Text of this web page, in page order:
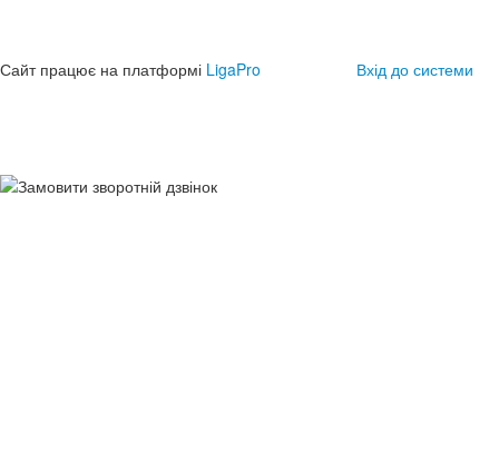
Сайт працює на платформі LigaPro Вхід до системи